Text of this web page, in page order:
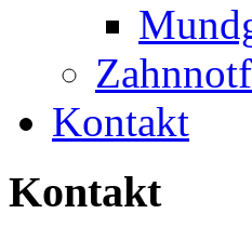
Kontakt
Kontakt